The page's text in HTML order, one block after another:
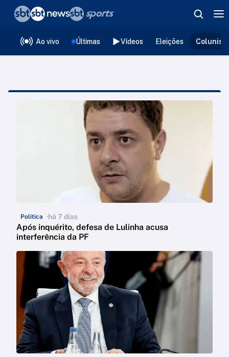
Ao vivo Últimas Vídeos Eleições
Política há 7 dias
Após inquérito, defesa de Lulinha acusa
interferência da PF
❮voltar
Editorias